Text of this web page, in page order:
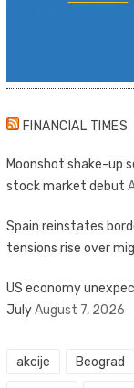
FINANCIAL TIMES
Moonshot shake-up
stock market debut
Spain reinstates
tensions rise over
US economy
JulyAugust 7, 2026
akcije Beograd